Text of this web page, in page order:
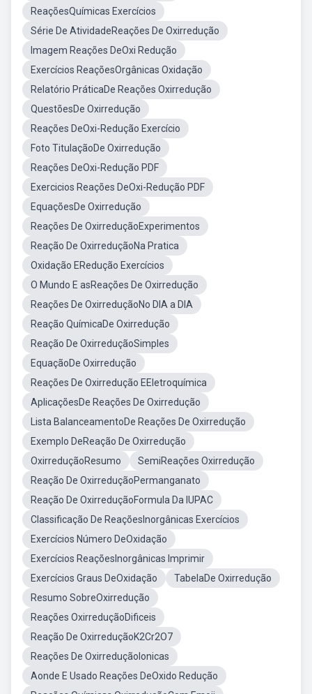
ReaçõesQuímicas Exercícios
Série De AtividadeReações De Oxirredução
Imagem Reações DeOxi Redução
Exercícios ReaçõesOrgânicas Oxidação
Relatório PráticaDe Reações Oxirredução
QuestõesDe Oxirredução
Reações DeOxi-Redução Exercício
Foto TitulaçãoDe Oxirredução
Reações DeOxi-Redução PDF
Exercicios Reações DeOxi-Redução PDF
EquaçõesDe Oxirredução
Reações De OxirreduçãoExperimentos
Reação De OxirreduçãoNa Pratica
Oxidação ERedução Exercícios
O Mundo E asReações De Oxirredução
Reações De OxirreduçãoNo DIA a DIA
Reação QuímicaDe Oxirredução
Reação De OxirreduçãoSimples
EquaçãoDe Oxirredução
Reações De Oxirredução EEletroquímica
AplicaçõesDe Reações De Oxirredução
Lista BalanceamentoDe Reações De Oxirredução
Exemplo DeReação De Oxirredução
OxirreduçãoResumo
SemiReações Oxirredução
Reação De OxirreduçãoPermanganato
Reação De OxirreduçãoFormula Da IUPAC
Classificação De ReaçõesInorgânicas Exercícios
Exercícios Número DeOxidação
Exercícios ReaçõesInorgânicas Imprimir
Exercícios Graus DeOxidação
TabelaDe Oxirredução
Resumo SobreOxirredução
Reações OxirreduçãoDificeis
Reação De OxirreduçãoK2Cr2O7
Reações De OxirreduçãoIonicas
Aonde E Usado Reações DeOxido Redução